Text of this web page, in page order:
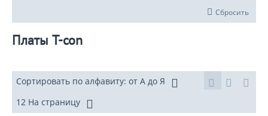
Сбросить
Платы T-con
Сортировать по алфавиту: от А до Я
12 На страницу